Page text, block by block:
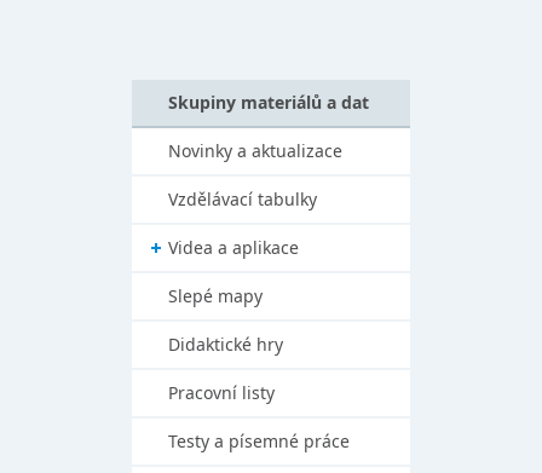
Skupiny materiálů a dat
Novinky a aktualizace
Vzdělávací tabulky
Videa a aplikace
Slepé mapy
Didaktické hry
Pracovní listy
Testy a písemné práce